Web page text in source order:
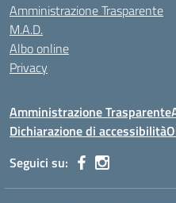
Amministrazione Trasparente
M.A.D.
Albo online
Privacy
Amministrazione Trasparente
Dichiarazione di accessibilità
Seguici su: